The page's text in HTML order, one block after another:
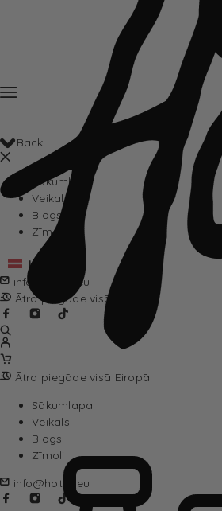
Back
Sākumlapa
Veikals
Blogs
Zīmoli
Latviešu
info@hotta.eu
Ātra piegāde visā Eiropā
Ātra piegāde visā Eiropā
Sākumlapa
Veikals
Blogs
Zīmoli
info@hotta.eu